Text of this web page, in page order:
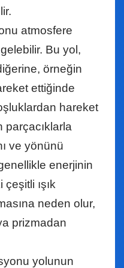
atmosfere
Bu yol,
örneğin
ettiğinde
hareket
ve yönünü
enerjinin
ışık
neden olur,
prizmadan
yolunun